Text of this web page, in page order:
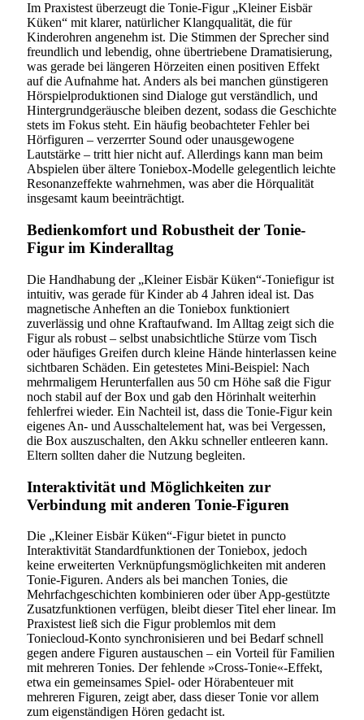
Im Praxistest überzeugt die Tonie-Figur „Kleiner Eisbär
Küken“ mit klarer, natürlicher Klangqualität, die für
Kinderohren angenehm ist. Die Stimmen der Sprecher sind
freundlich und lebendig, ohne übertriebene Dramatisierung,
was gerade bei längeren Hörzeiten einen positiven Effekt
auf die Aufnahme hat. Anders als bei manchen günstigeren
Hörspielproduktionen sind Dialoge gut verständlich, und
Hintergrundgeräusche bleiben dezent, sodass die Geschichte
stets im Fokus steht. Ein häufig beobachteter Fehler bei
Hörfiguren – verzerrter Sound oder unausgewogene
Lautstärke – tritt hier nicht auf. Allerdings kann man beim
Abspielen über ältere Toniebox-Modelle gelegentlich leichte
Resonanzeffekte wahrnehmen, was aber die Hörqualität
insgesamt kaum beeinträchtigt.
Bedienkomfort und Robustheit der Tonie-
Figur im Kinderalltag
Die Handhabung der „Kleiner Eisbär Küken“-Toniefigur ist
intuitiv, was gerade für Kinder ab 4 Jahren ideal ist. Das
magnetische Anheften an die Toniebox funktioniert
zuverlässig und ohne Kraftaufwand. Im Alltag zeigt sich die
Figur als robust – selbst unabsichtliche Stürze vom Tisch
oder häufiges Greifen durch kleine Hände hinterlassen keine
sichtbaren Schäden. Ein getestetes Mini-Beispiel: Nach
mehrmaligem Herunterfallen aus 50 cm Höhe saß die Figur
noch stabil auf der Box und gab den Hörinhalt weiterhin
fehlerfrei wieder. Ein Nachteil ist, dass die Tonie-Figur kein
eigenes An- und Ausschaltelement hat, was bei Vergessen,
die Box auszuschalten, den Akku schneller entleeren kann.
Eltern sollten daher die Nutzung begleiten.
Interaktivität und Möglichkeiten zur
Verbindung mit anderen Tonie-Figuren
Die „Kleiner Eisbär Küken“-Figur bietet in puncto
Interaktivität Standardfunktionen der Toniebox, jedoch
keine erweiterten Verknüpfungsmöglichkeiten mit anderen
Tonie-Figuren. Anders als bei manchen Tonies, die
Mehrfachgeschichten kombinieren oder über App-gestützte
Zusatzfunktionen verfügen, bleibt dieser Titel eher linear. Im
Praxistest ließ sich die Figur problemlos mit dem
Toniecloud-Konto synchronisieren und bei Bedarf schnell
gegen andere Figuren austauschen – ein Vorteil für Familien
mit mehreren Tonies. Der fehlende »Cross-Tonie«-Effekt,
etwa ein gemeinsames Spiel- oder Hörabenteuer mit
mehreren Figuren, zeigt aber, dass dieser Tonie vor allem
zum eigenständigen Hören gedacht ist.